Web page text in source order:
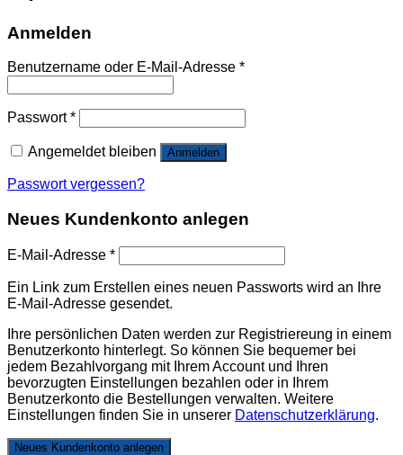
Anmelden
Benutzername oder E-Mail-Adresse *
Passwort*
Angemeldet bleiben Anmelden
Passwort vergessen?
Neues Kundenkonto anlegen
E-Mail-Adresse *
Ein Link zum Erstellen eines neuen Passworts wird an Ihre
E-Mail-Adresse gesendet.
Ihre persönlichen Daten werden zur Registriereung in einem
Benutzerkonto hinterlegt. So können Sie bequemer bei
jedem Bezahlvorgang mit Ihrem Account und Ihren
bevorzugten Einstellungen bezahlen oder in Ihrem
Benutzerkonto die Bestellungen verwalten. Weitere
Einstellungen finden Sie in unserer Datenschutzerklärung.
Neues Kundenkonto anlegen